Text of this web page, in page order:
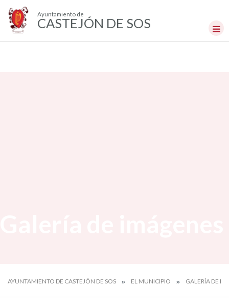
Ayuntamiento de
CASTEJÓN DE SOS
AYUNTAMIENTO DE CASTEJÓN DE SOS EL MUNICIPIO GALERÍA DE